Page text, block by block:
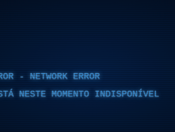
- NETWORK ERROR
NESTE MOMENTO INDISPONÍVEL